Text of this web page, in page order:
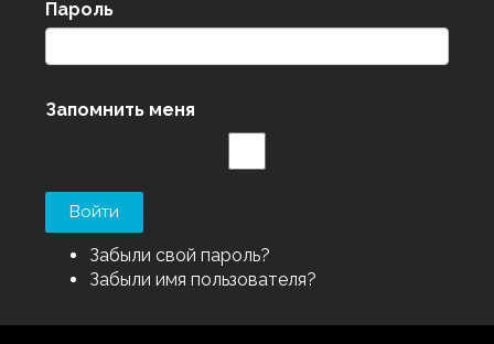
Пароль
Запомнить меня
Забыли свой пароль?
Забыли имя пользователя?